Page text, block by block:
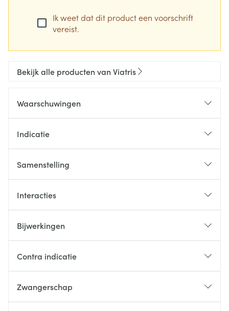
Ik weet dat dit product een voorschrift
vereist.
Bekijk alle producten van Viatris
Waarschuwingen
Indicatie
Samenstelling
Interacties
Bijwerkingen
Contra indicatie
Zwangerschap